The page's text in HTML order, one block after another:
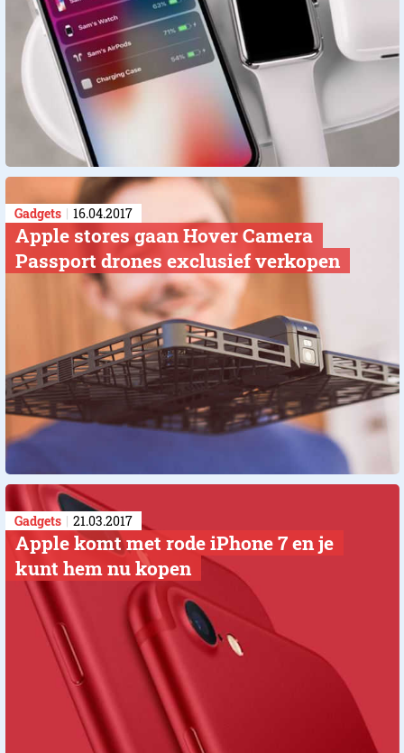
Gadgets 16.04.2017
Apple stores gaan Hover Camera
Passport drones exclusief verkopen
Gadgets 21.03.2017
Apple komt met rode iPhone 7 en je
kunt hem nu kopen